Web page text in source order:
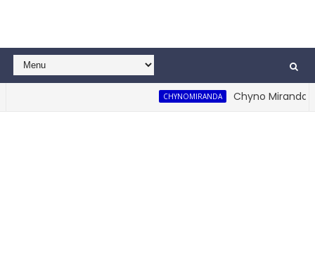
CHYNOMIRANDA Chyno Miranda